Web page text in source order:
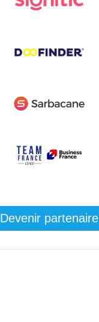
Devenir partenaire